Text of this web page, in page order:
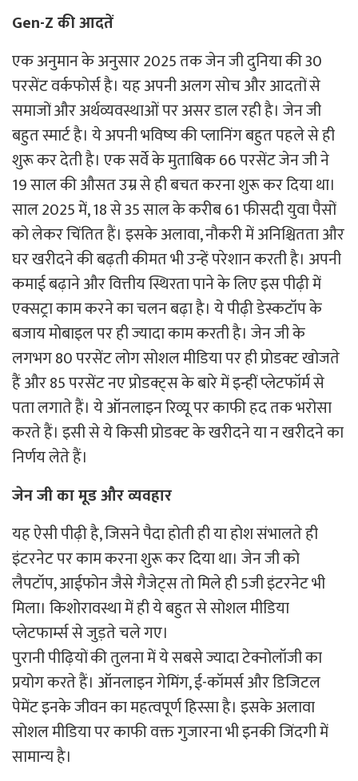
Gen-Z की आदतें
एक अनुमान के अनुसार 2025 तक जेन जी दुनिया की 30
परसेंट वर्कफोर्स है। यह अपनी अलग सोच और आदतों से
समाजों और अर्थव्यवस्थाओं पर असर डाल रही है। जेन जी
बहुत स्मार्ट है। ये अपनी भविष्य की प्लानिंग बहुत पहले से ही
शुरू कर देती है। एक सर्वे के मुताबिक 66 परसेंट जेन जी ने
19 साल की औसत उम्र से ही बचत करना शुरू कर दिया था।
साल 2025 में, 18 से 35 साल के करीब 61 फीसदी युवा पैसों
को लेकर चिंतित हैं। इसके अलावा, नौकरी में अनिश्चितता और
घर खरीदने की बढ़ती कीमत भी उन्हें परेशान करती है। अपनी
कमाई बढ़ाने और वित्तीय स्थिरता पाने के लिए इस पीढ़ी में
एक्सट्रा काम करने का चलन बढ़ा है। ये पीढ़ी डेस्कटॉप के
बजाय मोबाइल पर ही ज्यादा काम करती है। जेन जी के
लगभग 80 परसेंट लोग सोशल मीडिया पर ही प्रोडक्ट खोजते
हैं और 85 परसेंट नए प्रोडक्ट्स के बारे में इन्हीं प्लेटफॉर्म से
पता लगाते हैं। ये ऑनलाइन रिव्यू पर काफी हद तक भरोसा
करते हैं। इसी से ये किसी प्रोडक्ट के खरीदने या न खरीदने का
निर्णय लेते हैं।
जेन जी का मूड और व्यवहार
यह ऐसी पीढ़ी है, जिसने पैदा होती ही या होश संभालते ही
इंटरनेट पर काम करना शुरू कर दिया था। जेन जी को
लैपटॉप, आईफोन जैसे गैजेट्स तो मिले ही 5जी इंटरनेट भी
मिला। किशोरावस्था में ही ये बहुत से सोशल मीडिया
प्लेटफार्म्स से जुड़ते चले गए।
पुरानी पीढ़ियों की तुलना में ये सबसे ज्यादा टेक्नोलॉजी का
प्रयोग करते हैं। ऑनलाइन गेमिंग, ई-कॉमर्स और डिजिटल
पेमेंट इनके जीवन का महत्वपूर्ण हिस्सा है। इसके अलावा
सोशल मीडिया पर काफी वक्त गुजारना भी इनकी जिंदगी में
सामान्य है।